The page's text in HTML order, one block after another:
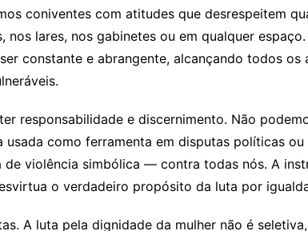
coniventes com atitudes que desrespeitem
nos lares, nos gabinetes ou em qualquer
constante e abrangente, alcançando todos os
responsabilidade e discernimento. Não
usada como ferramenta em disputas políticas
de violência simbólica — contra todas nós. A
o verdadeiro propósito da luta por
A luta pela dignidade da mulher não é